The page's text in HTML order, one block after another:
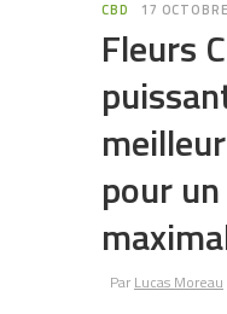
CBD 17
Fleurs
pour
Par Lucas Moreau